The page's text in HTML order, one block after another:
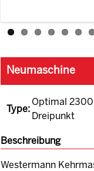
Neumaschine
Type:
Optimal
Dreipunkt
Beschreibung
Westermann